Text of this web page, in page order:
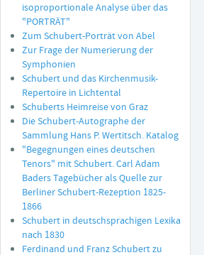
isoproportionale Analyse über das
"PORTRÄT"
Zum Schubert-Porträt von Abel
Zur Frage der Numerierung der
Symphonien
Schubert und das Kirchenmusik-
Repertoire in Lichtental
Schuberts Heimreise von Graz
Die Schubert-Autographe der
Sammlung Hans P. Wertitsch. Katalog
"Begegnungen eines deutschen
Tenors" mit Schubert. Carl Adam
Baders Tagebücher als Quelle zur
Berliner Schubert-Rezeption 1825-
1866
Schubert in deutschsprachigen Lexika
nach 1830
Ferdinand und Franz Schubert zu